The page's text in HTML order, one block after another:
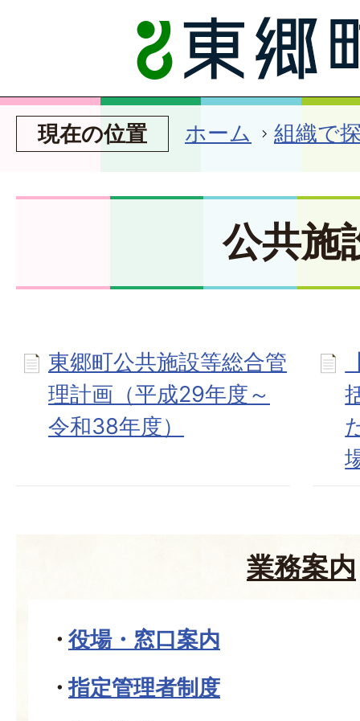
現在の位置 ホーム 組織で
公共施
東郷町公共施設等総合管
理計画（平成29年度～
令和38年度）
業務案内
役場・窓口案内
指定管理者制度